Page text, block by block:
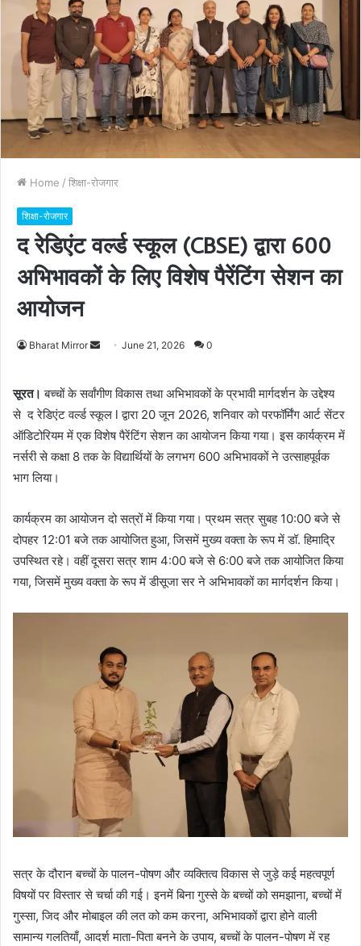
Home / शिक्षा-रोजगार
शिक्षा-रोजगार
द रेडिएंट वर्ल्ड स्कूल (CBSE) द्वारा 600
अभिभावकों के लिए विशेष पैरेंटिंग सेशन का
आयोजन
Bharat Mirror
a
n
e
i
l
June 21, 2026 0
सूरत। बच्चों के सर्वांगीण विकास तथा अभिभावकों के प्रभावी मार्गदर्शन के उद्देश्य
से द रेडिएंट वर्ल्ड स्कूल l द्वारा 20 जून 2026, शनिवार को परफॉर्मिंग आर्ट सेंटर
ऑडिटोरियम में एक विशेष पैरेंटिंग सेशन का आयोजन किया गया। इस कार्यक्रम में
नर्सरी से कक्षा 8 तक के विद्यार्थियों के लगभग 600 अभिभावकों ने उत्साहपूर्वक
भाग लिया।
कार्यक्रम का आयोजन दो सत्रों में किया गया। प्रथम सत्र सुबह 10:00 बजे से
दोपहर 12:01 बजे तक आयोजित हुआ, जिसमें मुख्य वक्ता के रूप में डॉ. हिमाद्रि
उपस्थित रहे। वहीं दूसरा सत्र शाम 4:00 बजे से 6:00 बजे तक आयोजित किया
गया, जिसमें मुख्य वक्ता के रूप में डीसूजा सर ने अभिभावकों का मार्गदर्शन किया।
सत्र के दौरान बच्चों के पालन-पोषण और व्यक्तित्व विकास से जुड़े कई महत्वपूर्ण
विषयों पर विस्तार से चर्चा की गई। इनमें बिना गुस्से के बच्चों को समझाना, बच्चों में
गुस्सा, जिद और मोबाइल की लत को कम करना, अभिभावकों द्वारा होने वाली
सामान्य गलतियाँ, आदर्श माता-पिता बनने के उपाय, बच्चों के पालन-पोषण में रह